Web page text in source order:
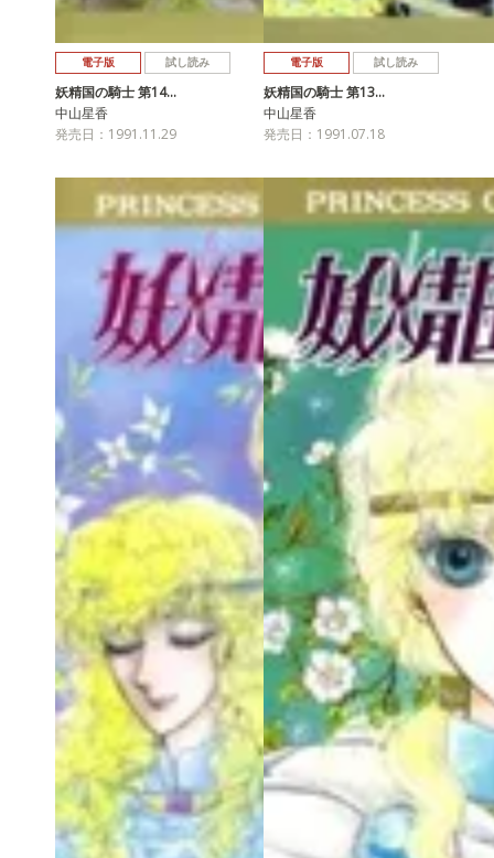
電子版 試し読み
妖精国の騎士 第14…
中山星香
発売日：1991.11.29
電子版 試し読み
妖精国の騎士 第13…
中山星香
発売日：1991.07.18